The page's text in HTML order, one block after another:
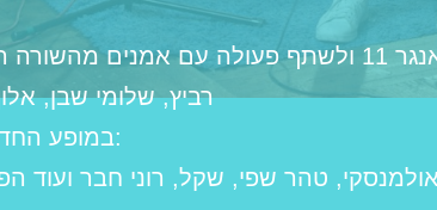
רק בשנתיים האחרונות צ׳יל פיל הספיקו להופיע בבמות כמו אינדינגב והאנגר 11
רביץ, שלומי שבן,
:במופע
אולמנסקי, טהר שפי, שקל, רוני חבר ועוד